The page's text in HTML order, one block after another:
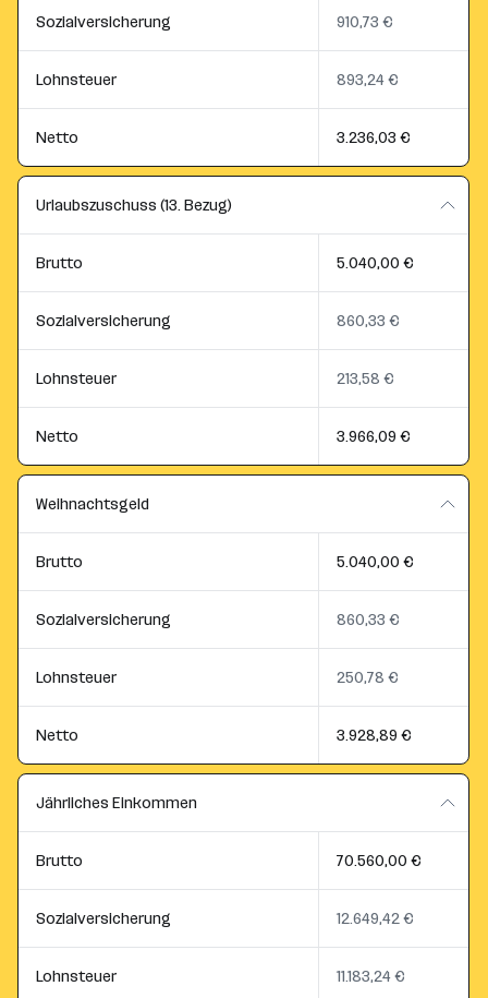
Sozialversicherung 910,73 €
Lohnsteuer 893,24 €
Netto 3.236,03 €
Urlaubszuschuss (13. Bezug)
Brutto 5.040,00 €
Sozialversicherung 860,33 €
Lohnsteuer 213,58 €
Netto 3.966,09 €
Weihnachtsgeld
Brutto 5.040,00 €
Sozialversicherung 860,33 €
Lohnsteuer 250,78 €
Netto 3.928,89 €
Jährliches Einkommen
Brutto 70.560,00 €
Sozialversicherung 12.649,42 €
Lohnsteuer 11.183,24 €